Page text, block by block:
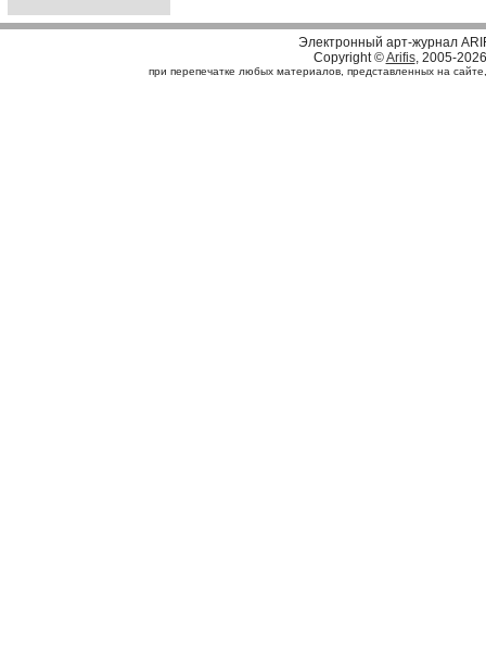
Электронный арт-журнал
Copyright ©Arifis, 2005-2026
при перепечатке любых материалов, представленных на